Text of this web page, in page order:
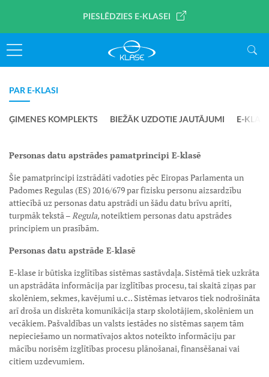
PIESLĒDZIES E-KLASEI
PAR E-KLASI
ĢIMENES KOMPLEKTS BIEŽĀK UZDOTIE JAUTĀJUMI E-
Personas datu apstrādes pamatprincipi E-klasē
Šie pamatprincipi izstrādāti vadoties pēc Eiropas Parlamenta un
Padomes Regulas (ES) 2016/679 par fizisku personu aizsardzību
attiecībā uz personas datu apstrādi un šādu datu brīvu apriti,
turpmāk tekstā –Regula,noteiktiem personas datu apstrādes
principiem un prasībām.
Personas datu apstrāde E-klasē
E-klase ir būtiska izglītības sistēmas sastāvdaļa. Sistēmā tiek uzkrāta
un apstrādāta informācija par izglītības procesu, tai skaitā ziņas par
skolēniem, sekmes, kavējumi u.c.. Sistēmas ietvaros tiek nodrošināta
arī droša un diskrēta komunikācija starp skolotājiem, skolēniem un
vecākiem. Pašvaldības un valsts iestādes no sistēmas saņem tām
nepieciešamo un normatīvajos aktos noteikto informāciju par
mācību norisēm izglītības procesu plānošanai, finansēšanai vai
citiem uzdevumiem.